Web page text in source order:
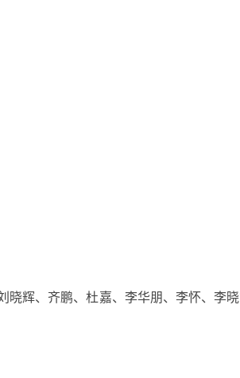
、齐鹏、杜嘉、李华朋、李怀、李